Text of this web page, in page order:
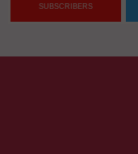
SUBSCRIBERS